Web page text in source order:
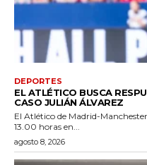
DEPORTES
EL ATLÉTICO BUSCA
CASO JULIÁN ÁLVAREZ
El Atlético de Madrid-
13.00 horas en...
agosto 8, 2026